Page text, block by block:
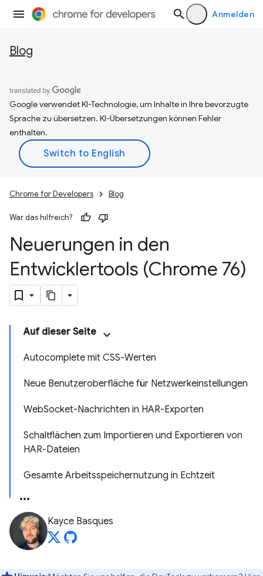
Anmelden
Blog
Google verwendet KI-Technologie, um Inhalte in Ihre bevorzugte
Sprache zu übersetzen. KI-Übersetzungen können Fehler
enthalten.
Chrome for Developers Blog
War das hilfreich?
Neuerungen in den
Entwicklertools (Chrome 76)
Auf dieser Seite
Autocomplete mit CSS-Werten
Neue Benutzeroberfläche für Netzwerkeinstellungen
WebSocket-Nachrichten in HAR-Exporten
Schaltflächen zum Importieren und Exportieren von
HAR-Dateien
Gesamte Arbeitsspeichernutzung in Echtzeit
Kayce Basques